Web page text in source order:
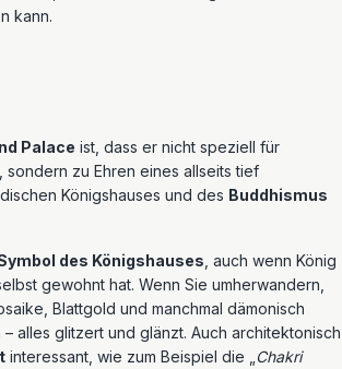
kann.
Palace ist, dass er nicht speziell für
sondern zu Ehren eines allseits tief
Königshauses und des Buddhismus
des Königshauses , auch wenn König
gewohnt hat. Wenn Sie umherwandern,
Blattgold und manchmal dämonisch
alles glitzert und glänzt. Auch architektonisch
interessant, wie zum Beispiel die „
Chakri